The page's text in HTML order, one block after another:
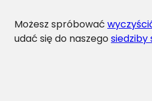
Możesz spróbować
udać się do naszegosiedziby